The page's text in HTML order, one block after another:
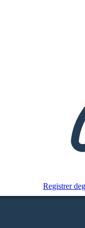
Registrer